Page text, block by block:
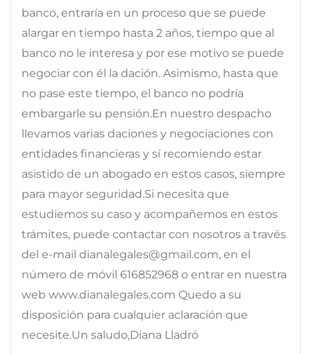
banco, entraría en un proceso que se puede
alargar en tiempo hasta 2 años, tiempo que al
banco no le interesa y por ese motivo se puede
negociar con él la dación. Asimismo, hasta que
no pase este tiempo, el banco no podría
embargarle su pensión.En nuestro despacho
llevamos varias daciones y negociaciones con
entidades financieras y sí recomiendo estar
asistido de un abogado en estos casos, siempre
para mayor seguridad.Si necesita que
estudiemos su caso y acompañemos en estos
trámites, puede contactar con nosotros a través
del e-mail dianalegales@gmail.com, en el
número de móvil 616852968 o entrar en nuestra
web www.dianalegales.com Quedo a su
disposición para cualquier aclaración que
necesite.Un saludo,Diana Lladró